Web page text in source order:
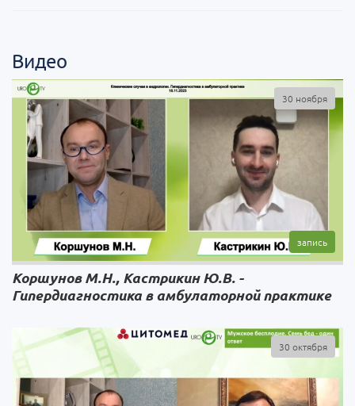
Видео
30 ноября
Коршунов М.Н., Кастрикин Ю.В. -
Гипердиагностика в амбулаторной практике
30 октября